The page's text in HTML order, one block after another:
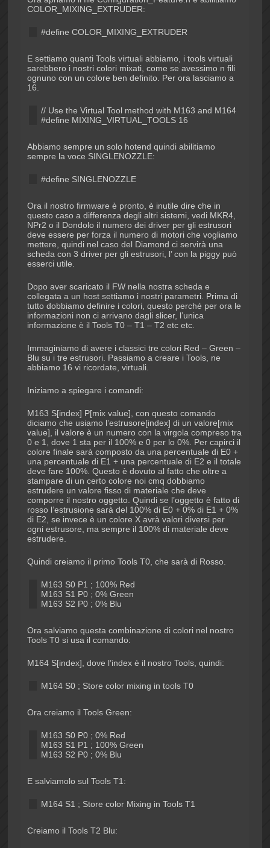
COLOR_MIXING_EXTRUDER:
#define COLOR_MIXING_EXTRUDER
E settiamo quanti Tools virtuali abbiamo, i tools virtuali
sarebbero i nostri colori mixati, come se avessimo n fili
ognuno con un colore ben definito. Per ora lasciamo a
16.
// Use the Virtual Tool method with M163 and M164
#define MIXING_VIRTUAL_TOOLS 16
Abbiamo sempre un solo hotend quindi abilitiamo
sempre la voce SINGLENOZZLE:
#define SINGLENOZZLE
Ora il nostro firmware è pronto, è inutile dire che in
questo caso a differenza degli altri sistemi, vedi MKR4,
NPr2 o il Dondolo il numero dei driver per gli estrusori
deve essere per forza il numero di motori che vogliamo
mettere, quindi nel caso del Diamond ci servirà una
scheda con 3 driver per gli estrusori, l’ con la piggy può
esserci utile.
Dopo aver scaricato il FW nella nostra scheda e
collegata a un host settiamo i nostri parametri. Prima di
tutto dobbiamo definire i colori, questo perché per ora le
informazioni non ci arrivano dagli slicer, l’unica
informazione è il Tools T0 – T1 – T2 etc etc.
Immaginiamo di avere i classici tre colori Red – Green –
Blu su i tre estrusori. Passiamo a creare i Tools, ne
abbiamo 16 vi ricordate, virtuali.
Iniziamo a spiegare i comandi:
M163 S[index] P[mix value], con questo comando
diciamo che usiamo l’estrusore[index] di un valore[mix
value], il valore è un numero con la virgola compreso tra
0 e 1, dove 1 sta per il 100% e 0 per lo 0%. Per capirci il
colore finale sarà composto da una percentuale di E0 +
una percentuale di E1 + una percentuale di E2 e il totale
deve fare 100%. Questo è dovuto al fatto che oltre a
stampare di un certo colore noi cmq dobbiamo
estrudere un valore fisso di materiale che deve
comporre il nostro oggetto. Quindi se l’oggetto è fatto di
rosso l’estrusione sarà del 100% di E0 + 0% di E1 + 0%
di E2, se invece è un colore X avrà valori diversi per
ogni estrusore, ma sempre il 100% di materiale deve
estrudere.
Quindi creiamo il primo Tools T0, che sarà di Rosso.
M163 S0 P1 ; 100% Red
M163 S1 P0 ; 0% Green
M163 S2 P0 ; 0% Blu
Ora salviamo questa combinazione di colori nel nostro
Tools T0 si usa il comando:
M164 S[index], dove l’index è il nostro Tools, quindi:
M164 S0 ; Store color mixing in tools T0
Ora creiamo il Tools Green:
M163 S0 P0 ; 0% Red
M163 S1 P1 ; 100% Green
M163 S2 P0 ; 0% Blu
E salviamolo sul Tools T1:
M164 S1 ; Store color Mixing in Tools T1
Creiamo il Tools T2 Blu: